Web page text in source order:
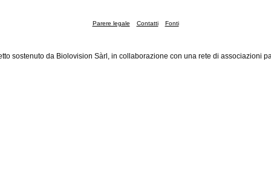
Parere legale Contatti Fonti
sostenuto da Biolovision Sàrl, in collaborazione con una rete di associazioni